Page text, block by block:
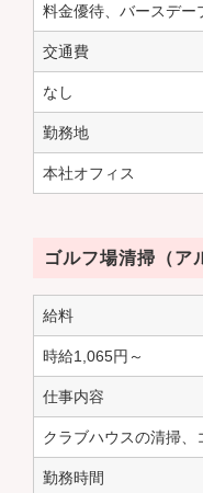
料金優待、バースデー
交通費
なし
勤務地
本社オフィス
ゴルフ場清掃（ア
給料
時給1,065円～
仕事内容
クラブハウスの清掃
勤務時間